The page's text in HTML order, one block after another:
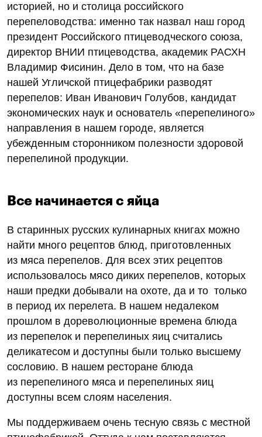
историей, но и столица российского
перепеловодства: именно так назвал наш город
президент Российского птицеводческого союза,
директор ВНИИ птицеводства, академик РАСХН
Владимир Фисинин. Дело в том, что на базе
нашей Угличской птицефабрики разводят
перепелов: Иван Иванович Голубов, кандидат
экономических наук и основатель «перепелиного»
направления в нашем городе, является
убежденным сторонником полезности здоровой
перепелиной продукции.
Все начинается с яйца
В старинных русских кулинарных книгах можно
найти много рецептов блюд, приготовленных
из мяса перепелов. Для всех этих рецептов
использовалось мясо диких перепелов, которых
наши предки добывали на охоте, да и то только
в период их перелета. В нашем недалеком
прошлом в дореволюционные времена блюда
из перепелок и перепелиных яиц считались
деликатесом и доступны были только высшему
сословию. В нашем ресторане блюда
из перепелиного мяса и перепелиных яиц
доступны всем слоям населения.
Мы поддерживаем очень тесную связь с местной